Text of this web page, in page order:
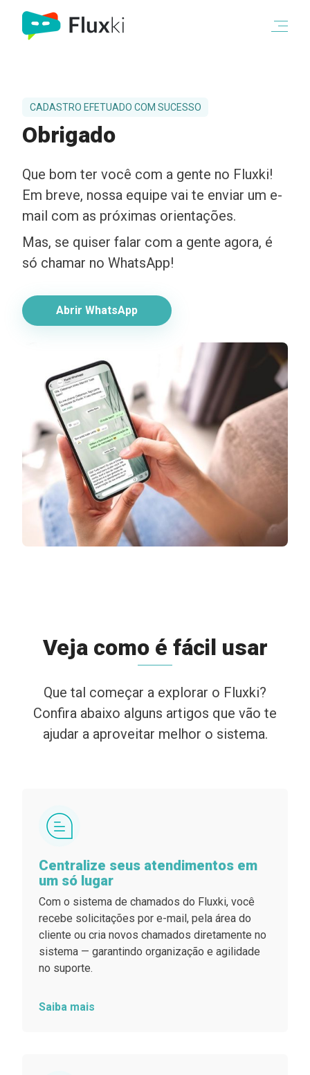
CADASTRO EFETUADO COM SUCESSO
Obrigado
Que bom ter você com a gente no Fluxki!
Em breve, nossa equipe vai te enviar um e-
mail com as próximas orientações.
Mas, se quiser falar com a gente agora, é
só chamar no WhatsApp!
Abrir WhatsApp
Veja como é fácil usar
Que tal começar a explorar o Fluxki?
Confira abaixo alguns artigos que vão te
ajudar a aproveitar melhor o sistema.
Centralize seus atendimentos em
um só lugar
Com o sistema de chamados do Fluxki, você
recebe solicitações por e-mail, pela área do
cliente ou cria novos chamados diretamente no
sistema — garantindo organização e agilidade
no suporte.
Saiba mais